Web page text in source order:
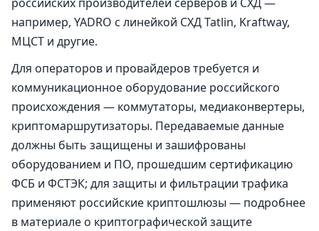
например, YADRO с линейкой СХД Tatlin, Kraftway,
МЦСТ и другие.
Для операторов и провайдеров требуется и
коммуникационное оборудование российского
происхождения — коммутаторы, медиаконвертеры,
криптомаршрутизаторы. Передаваемые данные
должны быть защищены и зашифрованы
оборудованием и ПО, прошедшим сертификацию
ФСБ и ФСТЭК; для защиты и фильтрации трафика
применяют российские криптошлюзы — подробнее
в материале о криптографической защите